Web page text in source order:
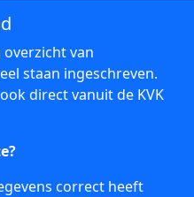
van
staan ingeschreven.
direct vanuit de KVK
correct heeft